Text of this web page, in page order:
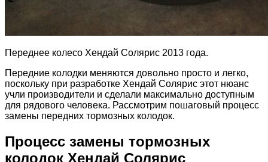
Переднее колесо Хендай Солярис 2013 года.
Передние колодки меняются довольно просто и легко,
поскольку при разработке Хендай Солярис этот нюанс
учли производители и сделали максимально доступным
для рядового человека. Рассмотрим пошаговый процесс
замены передних тормозных колодок.
Процесс замены тормозных
колодок Хендай Солярис